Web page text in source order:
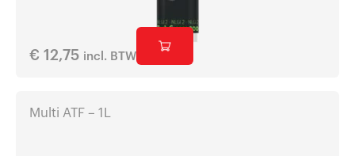
€ 12,75 incl. BTW
Multi ATF – 1L